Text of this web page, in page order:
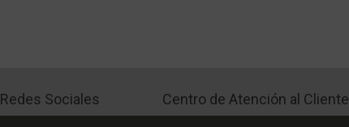
Redes Sociales Centro de Atención al Cliente